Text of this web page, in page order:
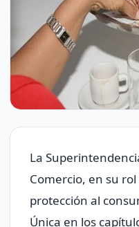
La
Comercio, en su
protección al
Única en los